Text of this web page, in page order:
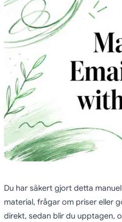
Du har säkert gjort detta
material, frågar om priser eller
direkt, sedan blir du upptagen,